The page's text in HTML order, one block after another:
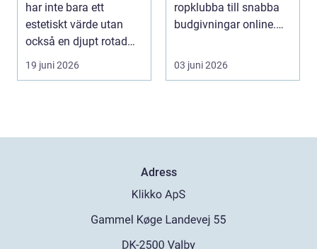
har inte bara ett
estetiskt värde utan
också en djupt rotad
på...
19 juni 2026
ropklubba till snabba
budgivningar online.
03 juni 2026
Adress